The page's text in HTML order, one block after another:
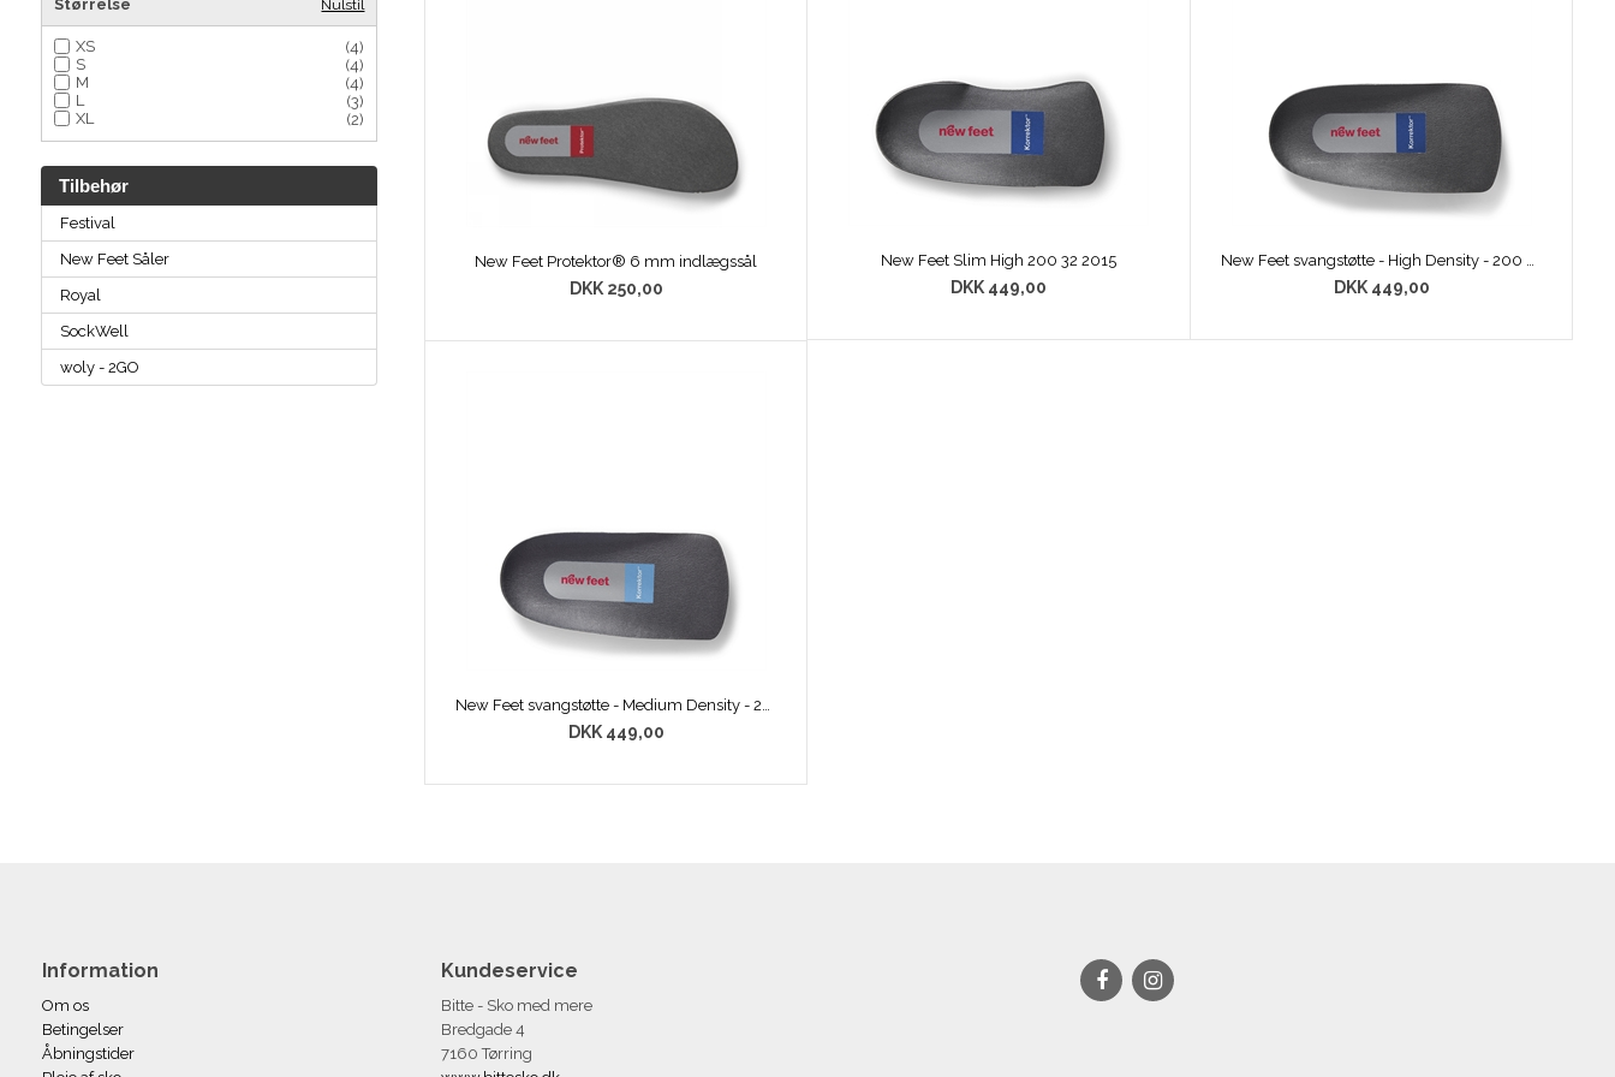
Størrelse Nulstil
XS
(4)
S
(4)
M
(4)
L
(3)
XL
(2)
Tilbehør
Festival
New Feet Såler
Royal
SockWell
woly - 2GO
New Feet Protektor® 6 mm indlægssål
DKK 250,00
New Feet Slim High 200 32 2015
DKK 449,00
New Feet svangstøtte - High Density - 200 22 2015
DKK 449,00
New Feet svangstøtte - Medium Density - 200 21 2015
DKK 449,00
Information
Om os
Betingelser
Åbningstider
Kundeservice
Bitte - Sko med mere
Bredgade 4
7160 Tørring